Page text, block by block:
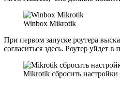
Winbox Mikrotik
При первом запуске роутера
согласиться здесь. Роутер уйдет в
Mikrotik сбросить настройки